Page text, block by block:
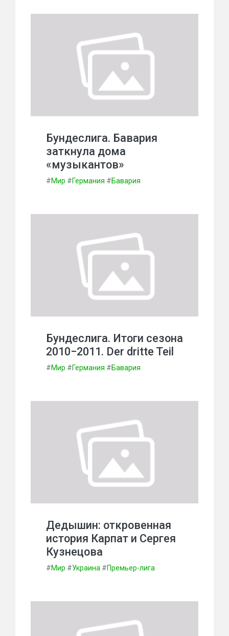
Бундеслига. Бавария
заткнула дома
«музыкантов»
#Мир #Германия #Бавария
Бундеслига. Итоги сезона
2010−2011. Der dritte Teil
#Мир #Германия #Бавария
Дедышин: откровенная
история Карпат и Сергея
Кузнецова
#Мир #Украина #Премьер-лига